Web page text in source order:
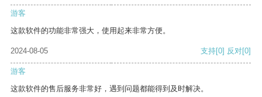
游客
这款软件的功能非常强大，使用起来非常方便。
2024-08-05 支持[0] 反对[0]
游客
这款软件的售后服务非常好，遇到问题都能得到及时解决。